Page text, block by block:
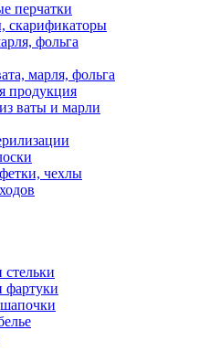
перчатки
фольга
марля, фольга
продукция
ваты и марли
чехлы
фартуки